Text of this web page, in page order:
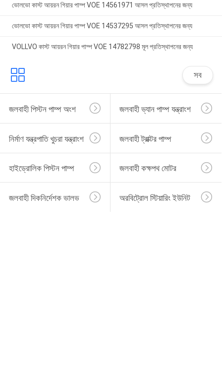
ভোলভো কাস্ট আয়রন গিয়ার পাম্প VOE 14561971 আসল প্রতিস্থাপনের জন্য
ভোলভো কাস্ট আয়রন গিয়ার পাম্প VOE 14537295 আসল প্রতিস্থাপনের জন্য
VOLLVO কাস্ট আয়রন গিয়ার পাম্প VOE 14782798 মূল প্রতিস্থাপনের জন্য
সব
জলবাহী পিস্টন পাম্প অংশ জলবাহী ভ্যান পাম্প যন্ত্রাংশ
নির্মাণ যন্ত্রপাতি খুচরা যন্ত্রাংশ জলবাহী ট্রাক্টর পাম্প
হাইড্রোলিক পিস্টন পাম্প জলবাহী কক্ষপথ মোটর
জলবাহী দিকনির্দেশক ভালভ অরবিট্রোল স্টিয়ারিং ইউনিট